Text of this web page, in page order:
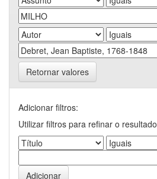
Retornar valores
Adicionar filtros:
Utilizar filtros para refinar o